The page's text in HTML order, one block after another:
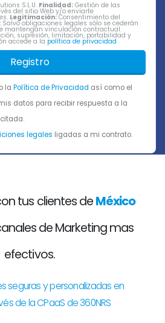
S.L.U. Finalidad: Gestión de las
del sitio Web y/o enviarte
Legitimación:Consentimiento del
Salvo obligaciones legales sólo se cederán
mantengan vinculación contractual.
supresión, limitación, portabilidad y
accede a la política de privacidad .
Registro
la Política de Privacidad así como el
datos para recibir respuesta a la
legales ligadas a mi contrato.
tus clientes deMéxico
de Marketing mas
efectivos.
seguras y personalizadas en
de la CPaaS de 360NRS